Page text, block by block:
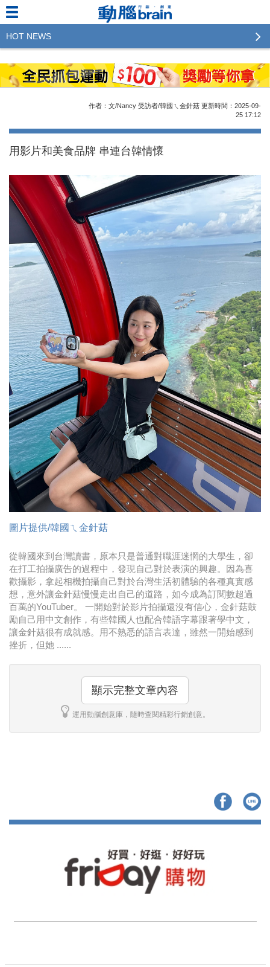
作者：文/Nancy 受訪者/韓國ㄟ金針菇 更新時間：2025-09-
25 17:12
用影片和美食品牌 串連台韓情懷
圖片提供/韓國ㄟ金針菇
從韓國來到台灣讀書，原本只是普通對職涯迷惘的大學生，卻
在打工拍攝廣告的過程中，發現自己對於表演的興趣。因為喜
歡攝影，拿起相機拍攝自己對於台灣生活初體驗的各種真實感
想，意外讓金針菇慢慢走出自己的道路，如今成為訂閱數超過
百萬的YouTuber。 一開始對於影片拍攝還沒有信心，金針菇鼓
勵自己用中文創作，有些韓國人也配合韓語字幕跟著學中文，
讓金針菇很有成就感。用不熟悉的語言表達，雖然一開始感到
挫折，但她 ......
顯示完整文章內容
運用動腦創意庫，隨時查閱精彩行銷創意。
HOT NEWS
2023行銷傳播傑出貢獻獎 啟動徵件！期許參賽作品
更創新及具影響力
2022行銷傳播傑出貢獻獎得獎名單揭曉，近400位行
銷傳播人共襄盛舉！The Winners of 2022《Brain》
Excellence Agency& Advertiser of the year
LINE 推出「AI 肖像」新功能 體驗專業棚拍的高質
2023台灣民生快消品牌排行 14億次國民消費揭曉品
牌足跡贏家
域動行銷公布人事異動
CSD中衛營運長張德成：中衛跳脫框架 玩出口罩新
時尚
金獎的代價 牛恆泰：沒人知道我失去什麼！
台灣百事食品 注重品牌體驗創造差異化
黃麗萍：媒體代理商有幫客戶升級的責任！
牛恆泰：媒體產業蛻變關鍵期，數位轉型該怎麼
搞？（上）